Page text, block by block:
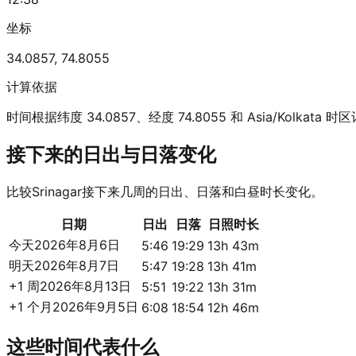
坐标
34.0857, 74.8055
计算依据
时间根据纬度 34.0857、经度 74.8055 和 Asia/Kolkata 时区
接下来的日出与日落变化
比较Srinagar接下来几周的日出、日落和白昼时长变化。
日期 日出 日落
日照时长
今天2026年8月6日 5:46 19:29 13h 43m
明天2026年8月7日 5:47 19:28 13h 41m
+1 周2026年8月13日 5:51 19:22 13h 31m
+1 个月 2026年9月5日 6:08 18:54 12h 46m
这些时间代表什么